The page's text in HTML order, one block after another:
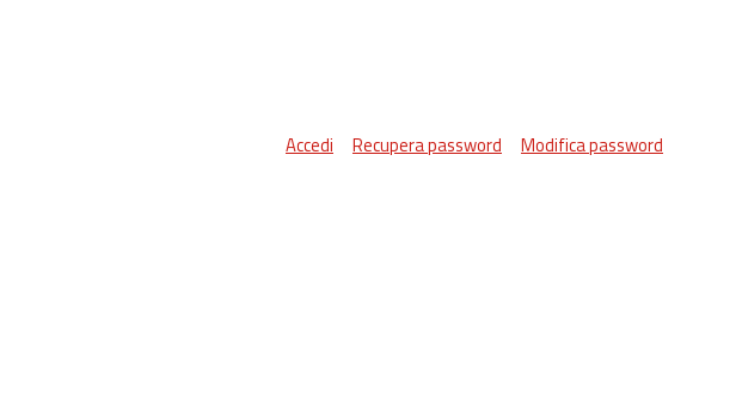
Accedi Recupera password Modifica password